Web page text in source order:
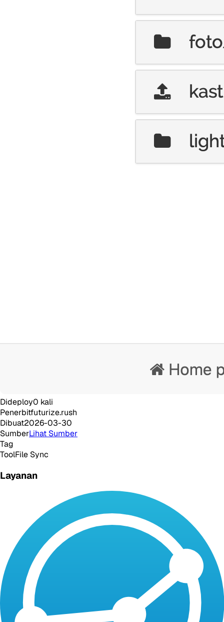
Dideploy0 kali
Penerbitfuturize.rush
Dibuat2026-03-30
SumberLihat Sumber
Tag
ToolFile Sync
Layanan